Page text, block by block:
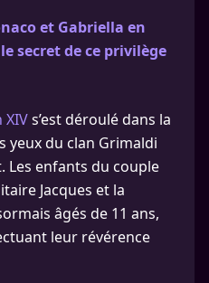
et Gabriella en
secret de ce privilège
XIVs’est déroulé dans la
yeux du clan Grimaldi
Les enfants du couple
Jacques et la
âgés de 11 ans,
leur révérence